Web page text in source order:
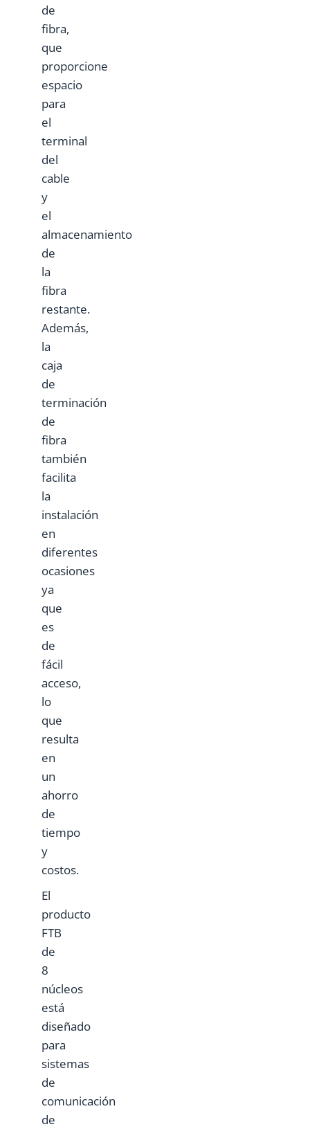
de
fibra,
que
proporcione
espacio
para
el
terminal
del
cable
y
el
almacenamiento
de
la
fibra
restante.
Además,
la
caja
de
terminación
de
fibra
también
facilita
la
instalación
en
diferentes
ocasiones
ya
que
es
de
fácil
acceso,
lo
que
resulta
en
un
ahorro
de
tiempo
y
costos.
El
producto
FTB
de
8
núcleos
está
diseñado
para
sistemas
de
comunicación
de